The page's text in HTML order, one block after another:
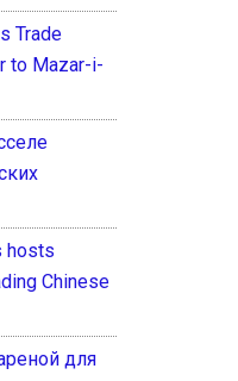
Trade
to Mazar-i-
hosts
Chinese
для